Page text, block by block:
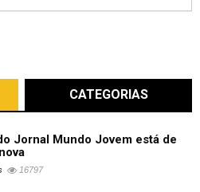
CATEGORIAS
Jornal Mundo Jovem está de
16797